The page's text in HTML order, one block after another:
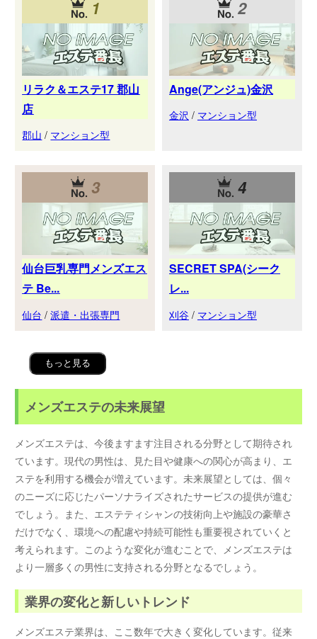
1
リラク＆エステ17 郡山
店
郡山 / マンション型
2
Ange(アンジュ)金沢
金沢 / マンション型
3
仙台巨乳専門メンズエス
テ Be...
仙台 /派遣・出張専門
4
SECRET SPA(シーク
レ...
刈谷 / マンション型
もっと見る
メンズエステの未来展望
メンズエステは、今後ますます注目される分野として期待され
ています。現代の男性は、見た目や健康への関心が高まり、エ
ステを利用する機会が増えています。未来展望としては、個々
のニーズに応じたパーソナライズされたサービスの提供が進む
でしょう。また、エステティシャンの技術向上や施設の豪華さ
だけでなく、環境への配慮や持続可能性も重要視されていくと
考えられます。このような変化が進むことで、メンズエステは
より一層多くの男性に支持される分野となるでしょう。
業界の変化と新しいトレンド
メンズエステ業界は、ここ数年で大きく変化しています。従来